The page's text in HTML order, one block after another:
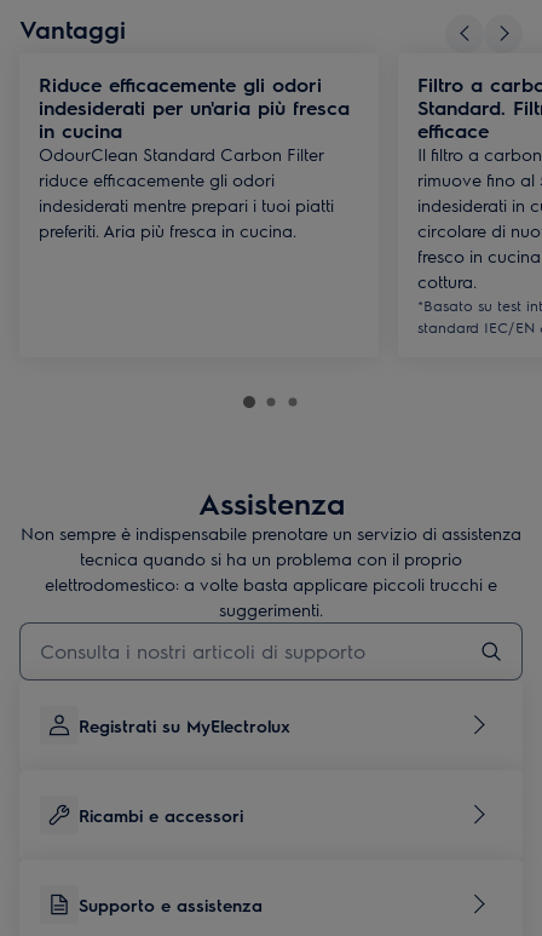
all'efficienza energetica.
Vantaggi
Riduce efficacemente gli odori
indesiderati per un'aria più fresca
in cucina
OdourClean Standard Carbon Filter
riduce efficacemente gli odori
indesiderati mentre prepari i tuoi piatti
preferiti. Aria più fresca in cucina.
Filtro a
Standard.
efficace
Il filtro a
rimuove fino al
indesiderati in
circolare di
fresco in
cottura.
*Basato su test
standard IEC/EN
Assistenza
Non sempre è indispensabile prenotare un servizio di assistenza
tecnica quando si ha un problema con il proprio
elettrodomestico: a volte basta applicare piccoli trucchi e
suggerimenti.
Digita per cercare articoli di supporto
Registrati su MyElectrolux
Ricambi e accessori
Supporto e assistenza